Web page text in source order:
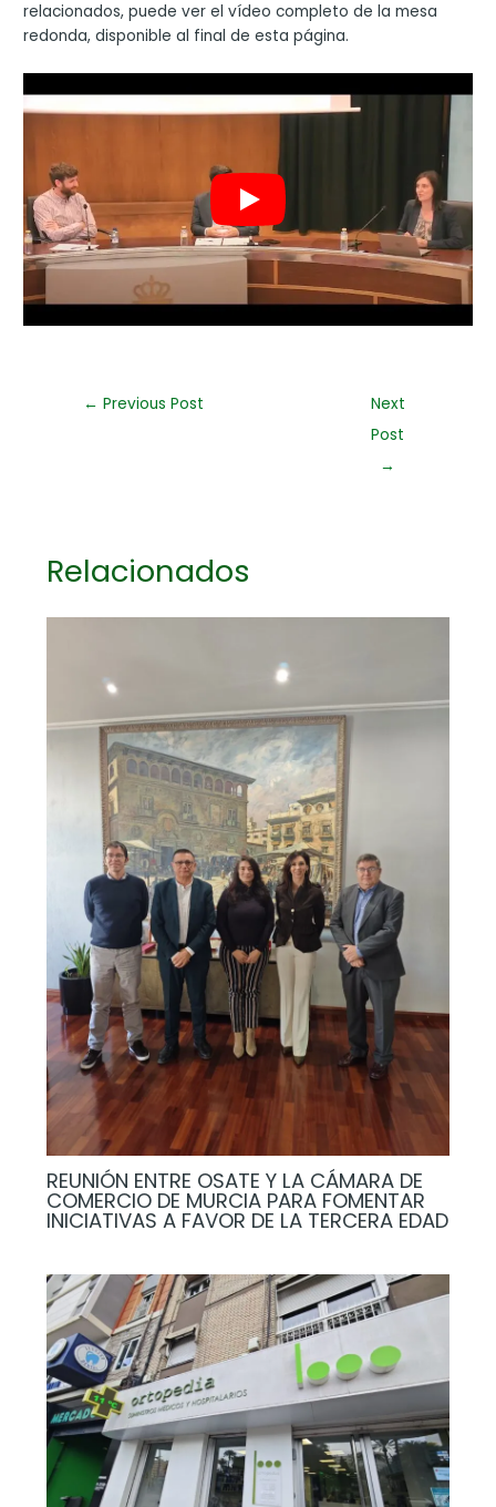
relacionados, puede ver el vídeo completo de la mesa
redonda, disponible al final de esta página.
← Previous Post
Next
Post
→
Relacionados
REUNIÓN ENTRE OSATE Y LA CÁMARA DE
COMERCIO DE MURCIA PARA FOMENTAR
INICIATIVAS A FAVOR DE LA TERCERA EDAD